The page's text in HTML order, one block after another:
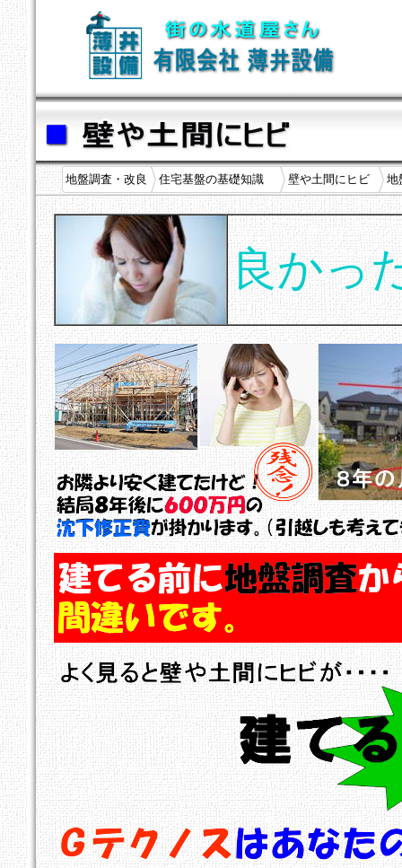
地盤調査・改良 住宅基盤の基礎知識 壁や土間にヒビ 地
良かっ